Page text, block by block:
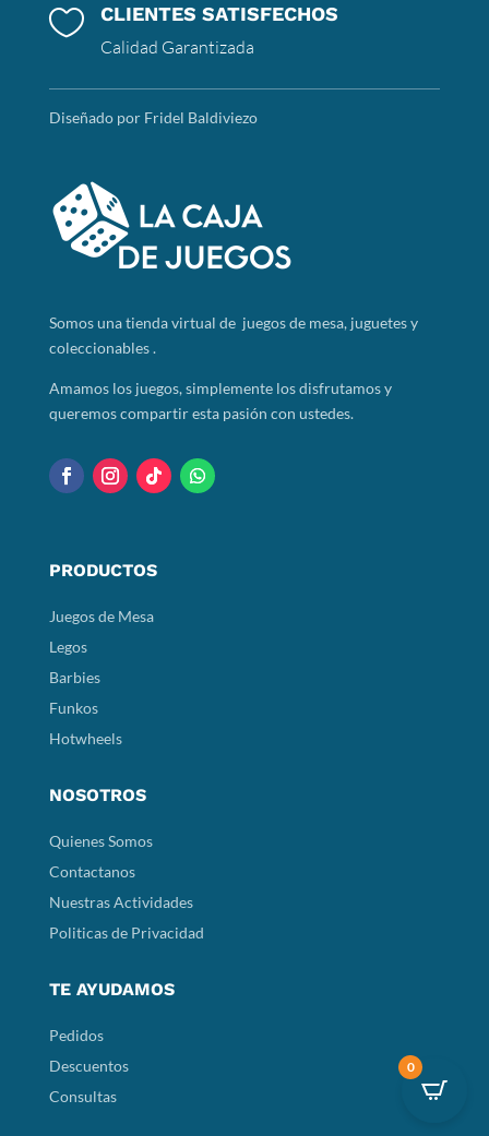
 CLIENTES SATISFECHOS
Calidad Garantizada
Diseñado por Fridel Baldiviezo
Somosuna tienda virtual de juegos de mesa, juguetes y
coleccionables .
Amamos los juegos, simplemente los disfrutamos y
queremos compartir esta pasión con ustedes.
PRODUCTOS
Juegos de Mesa
Legos
Barbies
Funkos
Hotwheels
NOSOTROS
Quienes Somos
Contactanos
Nuestras Actividades
Politicas de Privacidad
TE AYUDAMOS
Pedidos
Descuentos
Consultas
0